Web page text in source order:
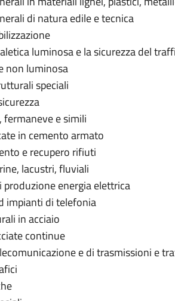
di natura edile e tecnica
luminosa e la sicurezza del
non luminosa
speciali
fermaneve e simili
in cemento armato
e recupero rifiuti
lacustri, fluviali
energia elettrica
impianti di telefonia
in acciaio
continue
e di trasmissioni e